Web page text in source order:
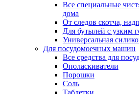
Все специальные
дома
От следов скотча,
Для бутылей с узким
Универсальная
Для посудомоечных машин
Все средства для
Ополаскиватели
Порошки
Соль
Таблетки